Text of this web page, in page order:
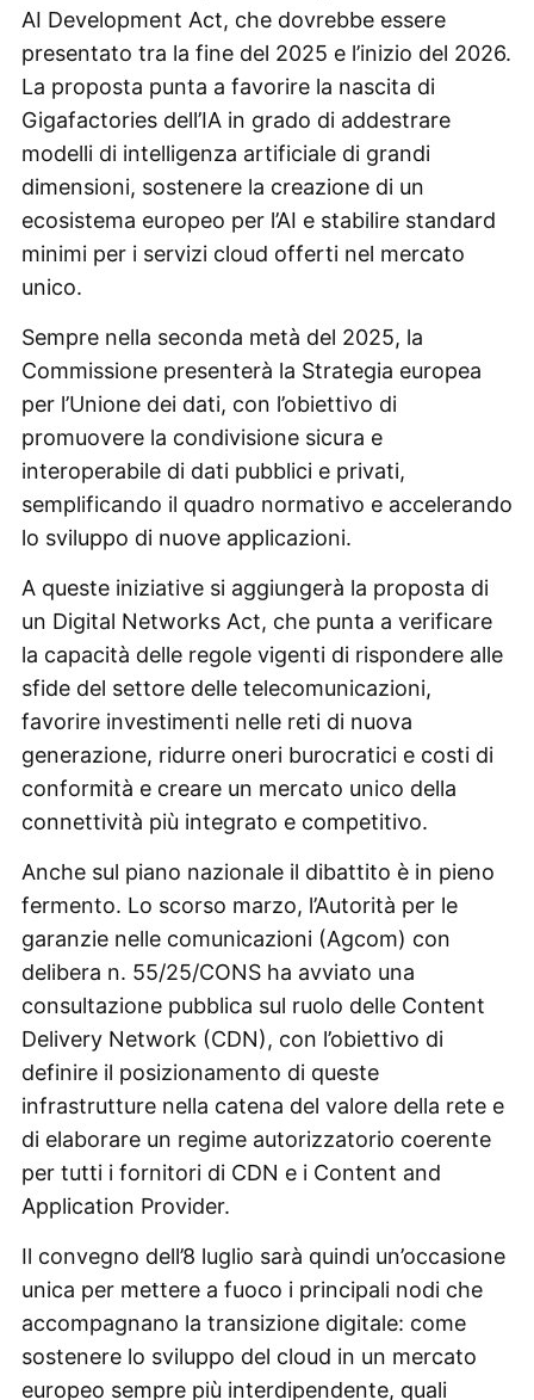
AI Development Act, che dovrebbe essere
presentato tra la fine del 2025 e l’inizio del 2026.
La proposta punta a favorire la nascita di
Gigafactories dell’IA in grado di addestrare
modelli di intelligenza artificiale di grandi
dimensioni, sostenere la creazione di un
ecosistema europeo per l’AI e stabilire standard
minimi per i servizi cloud offerti nel mercato
unico.
Sempre nella seconda metà del 2025, la
Commissione presenterà la Strategia europea
per l’Unione dei dati, con l’obiettivo di
promuovere la condivisione sicura e
interoperabile di dati pubblici e privati,
semplificando il quadro normativo e accelerando
lo sviluppo di nuove applicazioni.
A queste iniziative si aggiungerà la proposta di
un Digital Networks Act, che punta a verificare
la capacità delle regole vigenti di rispondere alle
sfide del settore delle telecomunicazioni,
favorire investimenti nelle reti di nuova
generazione, ridurre oneri burocratici e costi di
conformità e creare un mercato unico della
connettività più integrato e competitivo.
Anche sul piano nazionale il dibattito è in pieno
fermento. Lo scorso marzo, l’Autorità per le
garanzie nelle comunicazioni (Agcom) con
delibera n. 55/25/CONS ha avviato una
consultazione pubblica sul ruolo delle Content
Delivery Network (CDN), con l’obiettivo di
definire il posizionamento di queste
infrastrutture nella catena del valore della rete e
di elaborare un regime autorizzatorio coerente
per tutti i fornitori di CDN e i Content and
Application Provider.
Il convegno dell’8 luglio sarà quindi un’occasione
unica per mettere a fuoco i principali nodi che
accompagnano la transizione digitale: come
sostenere lo sviluppo del cloud in un mercato
europeo sempre più interdipendente, quali